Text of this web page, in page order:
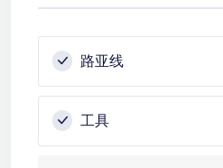
路亚线
工具